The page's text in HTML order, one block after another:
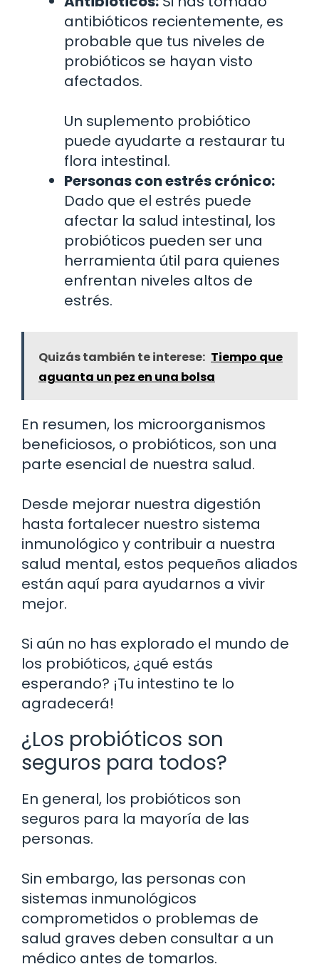
antibióticos recientemente, es
probable que tus niveles de
probióticos se hayan visto
afectados.
Un suplemento probiótico
puede ayudarte a restaurar tu
flora intestinal.
Personas con estrés crónico:
Dado que el estrés puede
afectar la salud intestinal, los
probióticos pueden ser una
herramienta útil para quienes
enfrentan niveles altos de
estrés.
Quizás también te interese: Tiempo que
aguanta un pez en una bolsa
En resumen, los microorganismos
beneficiosos, o probióticos, son una
parte esencial de nuestra salud.
Desde mejorar nuestra digestión
hasta fortalecer nuestro sistema
inmunológico y contribuir a nuestra
salud mental, estos pequeños aliados
están aquí para ayudarnos a vivir
mejor.
Si aún no has explorado el mundo de
los probióticos, ¿qué estás
esperando? ¡Tu intestino te lo
agradecerá!
¿Los probióticos son
seguros para todos?
En general, los probióticos son
seguros para la mayoría de las
personas.
Sin embargo, las personas con
sistemas inmunológicos
comprometidos o problemas de
salud graves deben consultar a un
médico antes de tomarlos.